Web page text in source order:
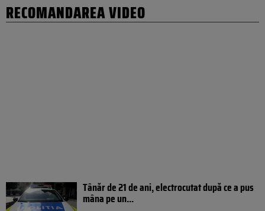
RECOMANDAREA VIDEO
Tânăr de 21 de ani, electrocutat după ce a pus
mâna pe un...